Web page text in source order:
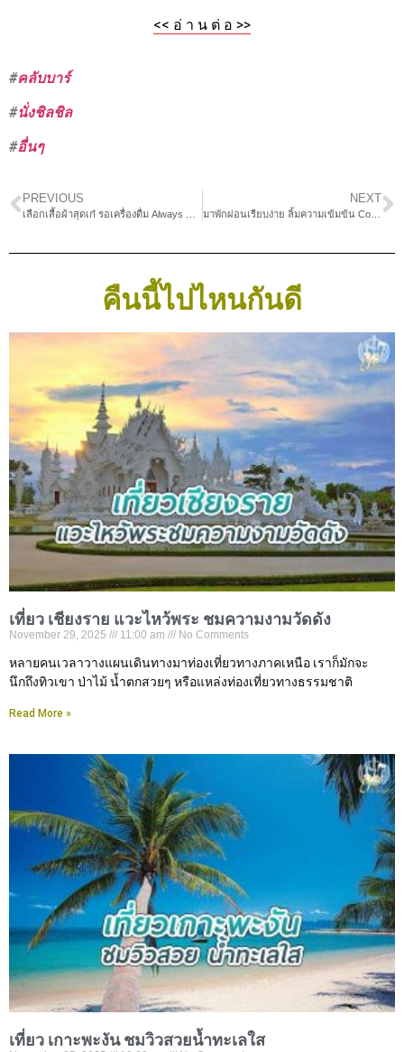
<< อ่ า น ต่ อ >>
#คลับบาร์
#นั่งชิลชิล
#อื่นๆ
PREVIOUS NEXT
มาพักผ่อนเรียบง่าย ลิ้มความเข้มข้น Coffee @ BreweryBrasserie
คืนนี้ไปไหนกันดี
เที่ยว เชียงราย แวะไหว้พระ ชมความงามวัดดัง
November 29, 2025 11:00 am No Comments
หลายคนเวลาวางแผนเดินทางมาท่องเที่ยวทางภาคเหนือ เราก็มักจะ
นึกถึงทิวเขา ป่าไม้ น้ำตกสวยๆ หรือแหล่งท่องเที่ยวทางธรรมชาติ
Read More »
เที่ยว เกาะพะงัน ชมวิวสวยน้ำทะเลใส